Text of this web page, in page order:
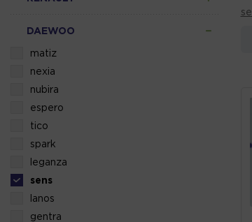
DAEWOO
matiz
nexia
nubira
espero
tico
spark
leganza
sens
lanos
gentra